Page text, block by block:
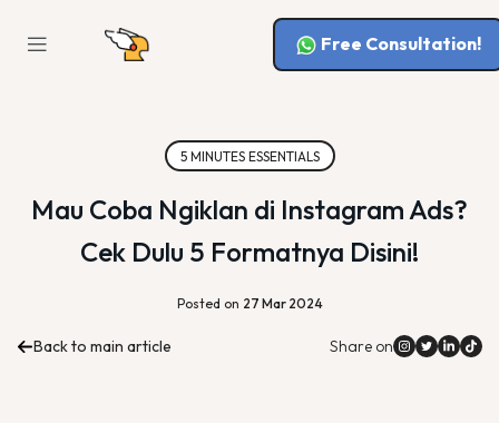
Free Consultation!
5 MINUTES ESSENTIALS
Mau Coba Ngiklan di Instagram Ads?
Cek Dulu 5 Formatnya Disini!
Posted on 27 Mar 2024
Back to main article Share on